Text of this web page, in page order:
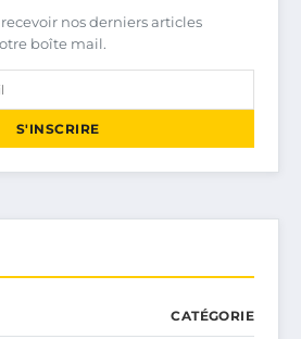
nos derniers articles
boîte mail.
S'INSCRIRE
CATÉGORIE